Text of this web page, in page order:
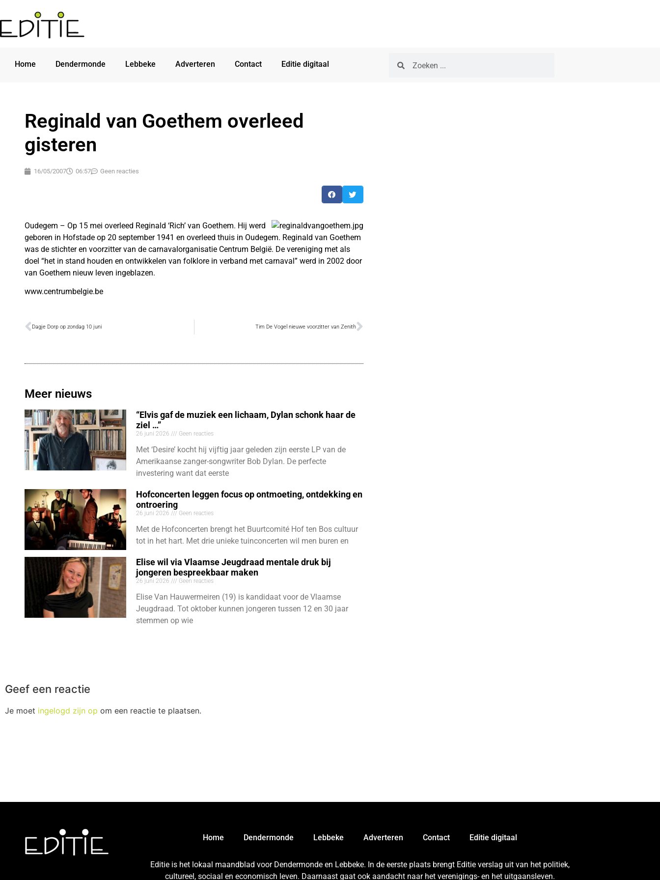
Home Dendermonde Lebbeke Adverteren Contact Editie digitaal
Reginald van Goethem overleed
gisteren
16/05/2007 06:57 Geen reacties
Oudegem – Op 15 mei overleed Reginald ‘Rich’ van Goethem. Hij werd
geboren in Hofstade op 20 september 1941 en overleed thuis in Oudegem. Reginald van Goethem
was de stichter en voorzitter van de carnavalorganisatie Centrum België. De vereniging met als
doel “het in stand houden en ontwikkelen van folklore in verband met carnaval” werd in 2002 door
van Goethem nieuw leven ingeblazen.
www.centrumbelgie.be
Dagje Dorp op zondag 10 juni Tim De Vogel nieuwe voorzitter van Zenith
Meer nieuws
“Elvis gaf de muziek een lichaam, Dylan schonk haar de
ziel …”
26 juni 2026 Geen reacties
Met ‘Desire’ kocht hij vijftig jaar geleden zijn eerste LP van de
Amerikaanse zanger-songwriter Bob Dylan. De perfecte
investering want dat eerste
Hofconcerten leggen focus op ontmoeting, ontdekking en
ontroering
26 juni 2026 Geen reacties
Met de Hofconcerten brengt het Buurtcomité Hof ten Bos cultuur
tot in het hart. Met drie unieke tuinconcerten wil men buren en
Elise wil via Vlaamse Jeugdraad mentale druk bij
jongeren bespreekbaar maken
26 juni 2026 Geen reacties
Elise Van Hauwermeiren (19) is kandidaat voor de Vlaamse
Jeugdraad. Tot oktober kunnen jongeren tussen 12 en 30 jaar
stemmen op wie
Geef een reactie
Je moet ingelogd zijn op om een reactie te plaatsen.
Home Dendermonde Lebbeke Adverteren Contact Editie digitaal
Editie is het lokaal maandblad voor Dendermonde en Lebbeke. In de eerste plaats brengt Editie verslag uit van het politiek,
cultureel, sociaal en economisch leven. Daarnaast gaat ook aandacht naar het verenigings- en het uitgaansleven.